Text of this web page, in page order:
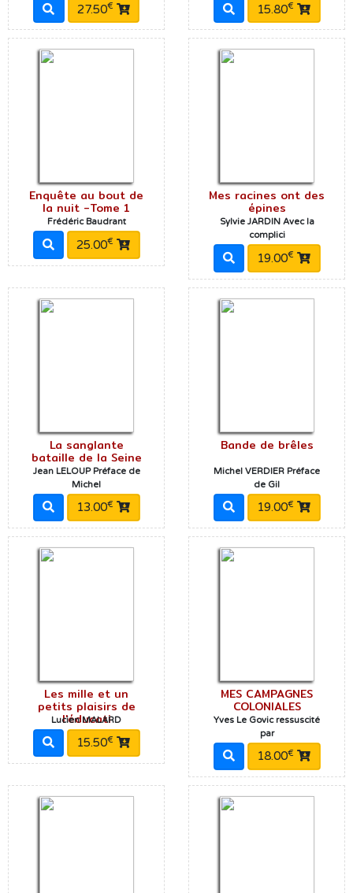
27.50€ 15.80€
Enquête au bout de
la nuit -Tome 1
Frédéric Baudrant
25.00€
Mes racines ont des
épines
Sylvie JARDIN Avec la
complici
19.00€
La sanglante
bataille de la Seine
Jean LELOUP Préface de
Michel
13.00€
Bande de brêles
Michel VERDIER Préface
de Gil
19.00€
Les mille et un
petits plaisirs de
l'éducati
Lucien MALARD
15.50€
MES CAMPAGNES
COLONIALES
Yves Le Govic ressuscité
par
18.00€